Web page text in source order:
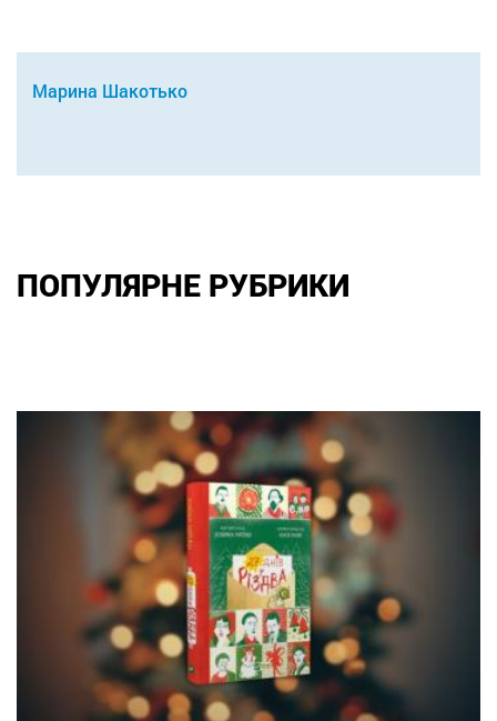
Марина Шакотько
ПОПУЛЯРНЕ РУБРИКИ